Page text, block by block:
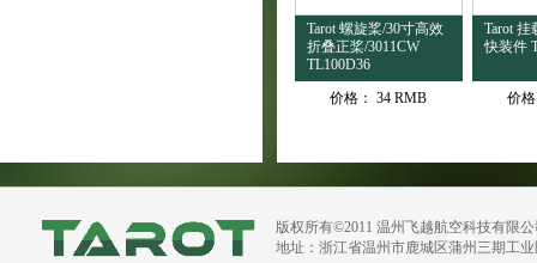
Tarot 螺旋桨/30寸高效
折叠正桨/3011CW
TL100D36
价格： 34 RMB
Tarot 挂
快装件
价
版权所有©2011 温州飞越航空科技有限
地址：浙江省温州市鹿城区蒲州三期工业